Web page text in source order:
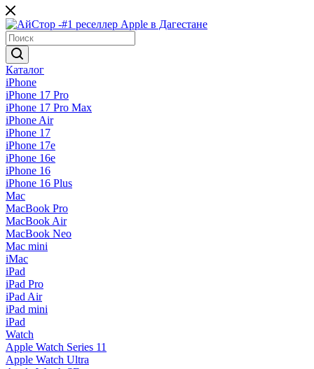
Каталог
iPhone
iPhone 17 Pro
iPhone 17 Pro Max
iPhone Air
iPhone 17
iPhone 17e
iPhone 16e
iPhone 16
iPhone 16 Plus
Mac
MacBook Pro
MacBook Air
MacBook Neo
Mac mini
iMac
iPad
iPad Pro
iPad Air
iPad mini
iPad
Watch
Apple Watch Series 11
Apple Watch Ultra